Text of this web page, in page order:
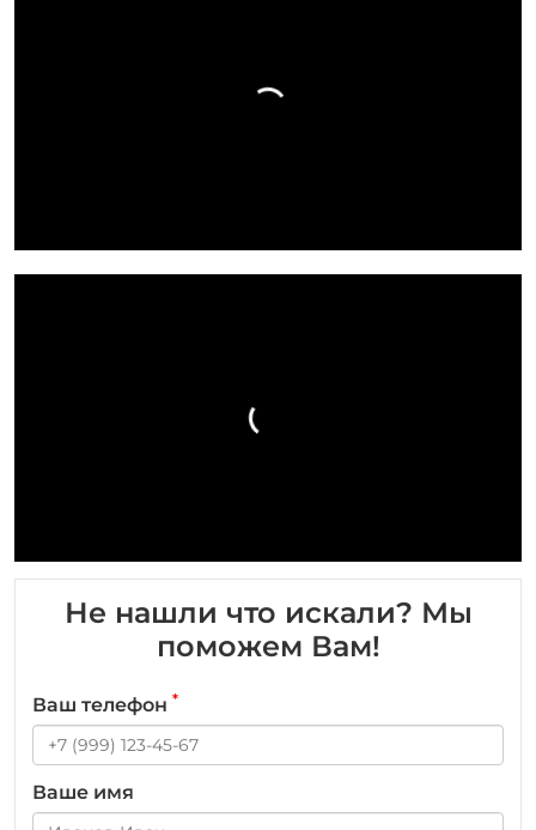
Не нашли что искали? Мы
поможем Вам!
Ваш телефон *
Ваше имя